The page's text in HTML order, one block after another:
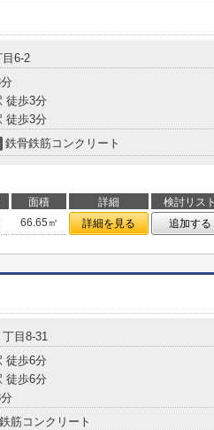
目6-2
徒歩3分
徒歩3分
鉄骨鉄筋コンクリート
面積 詳細
検討リスト
66.65㎡ 詳細を見る 追加する
丁目8-31
徒歩6分
徒歩6分
鉄筋コンクリート